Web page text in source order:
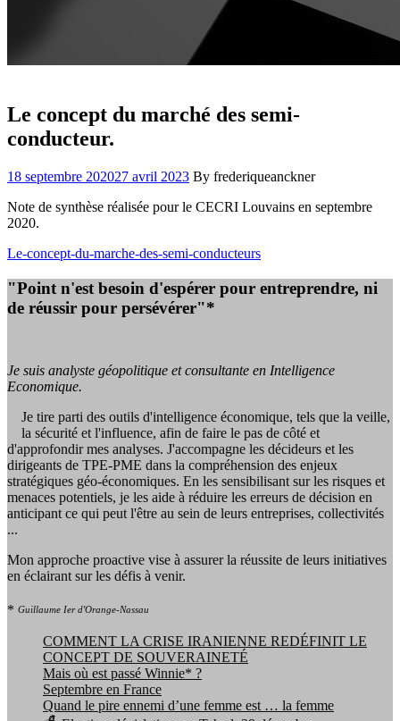
Le concept du marché des semi-
conducteur.
18 septembre 202027 avril 2023 By frederiqueanckner
Note de synthèse réalisée pour le CECRI Louvains en septembre
2020.
Le-concept-du-marche-des-semi-conducteurs
"Point n'est besoin d'espérer pour entreprendre, ni
de réussir pour persévérer"*
Je suis analyste géopolitique et consultante en Intelligence
Economique.
Je tire parti des outils d'intelligence économique, tels que la veille,
la sécurité et l'influence, afin de faire le pas de côté et
d'approfondir mes analyses. J'accompagne les décideurs et les
dirigeants de TPE-PME dans la compréhension des enjeux
stratégiques géo-économiques. En les sensibilisant sur les risques et
menaces potentiels, je les aide à réduire les erreurs de décision en
anticipant ce qui peut l'être au sein de leurs entreprises, collectivités
...
Mon approche proactive vise à assurer la réussite de leurs initiatives
en éclairant sur les défis à venir.
* Guillaume Ier d'Orange-Nassau
COMMENT LA CRISE IRANIENNE REDÉFINIT LE
CONCEPT DE SOUVERAINETÉ
Mais où est passé Winnie* ?
Septembre en France
Quand le pire ennemi d’une femme est … la femme